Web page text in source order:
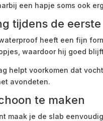
een hapje soms ook
tijdens de
heeft een fijn
waardoor hij goed
helpt voorkomen dat
avondeten.
te maken
maak je de slab